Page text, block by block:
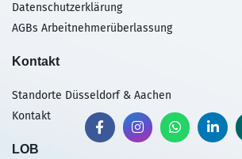
Datenschutzerklärung
AGBs Arbeitnehmerüberlassung
Kontakt
Standorte Düsseldorf & Aachen
Kontakt
LOB